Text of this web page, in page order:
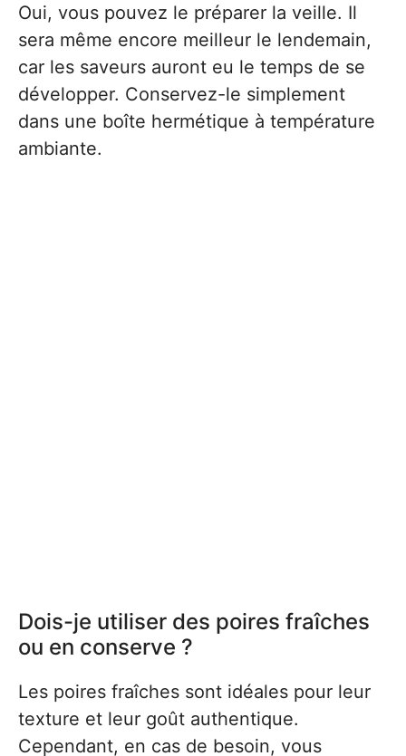
Oui, vous pouvez le préparer la veille. Il
sera même encore meilleur le lendemain,
car les saveurs auront eu le temps de se
développer. Conservez-le simplement
dans une boîte hermétique à température
ambiante.
Dois-je utiliser des poires fraîches
ou en conserve ?
Les poires fraîches sont idéales pour leur
texture et leur goût authentique.
Cependant, en cas de besoin, vous